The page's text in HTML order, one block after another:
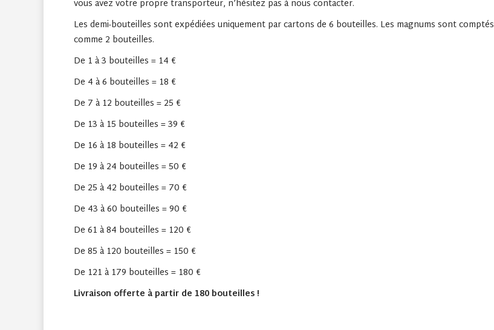
vous avez votre propre transporteur, n’hésitez pas à nous contacter.
Les demi-bouteilles sont expédiées uniquement par cartons de 6 bouteilles. Les magnums sont comptés
comme 2 bouteilles.
De 1 à 3 bouteilles = 14 €
De 4 à 6 bouteilles = 18 €
De 7 à 12 bouteilles = 25 €
De 13 à 15 bouteilles = 39 €
De 16 à 18 bouteilles = 42 €
De 19 à 24 bouteilles = 50 €
De 25 à 42 bouteilles = 70 €
De 43 à 60 bouteilles = 90 €
De 61 à 84 bouteilles = 120 €
De 85 à 120 bouteilles = 150 €
De 121 à 179 bouteilles = 180 €
Livraison offerte à partir de 180 bouteilles !